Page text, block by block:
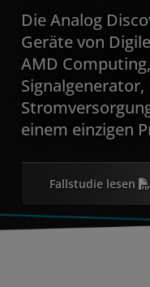
Die Analog
Geräte von
AMD
einem einzigen
Fallstudie lesen